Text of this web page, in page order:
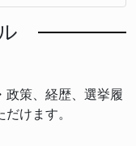
政策、経歴、選挙履
けます。